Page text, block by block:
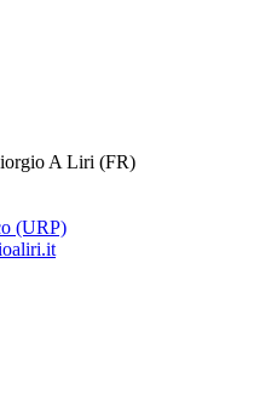
A Liri (FR)
(URP)